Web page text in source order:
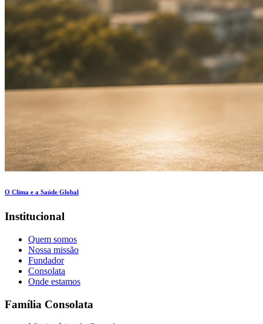
O Clima e a Saúde Global
Institucional
Quem somos
Nossa missão
Fundador
Consolata
Onde estamos
Família Consolata